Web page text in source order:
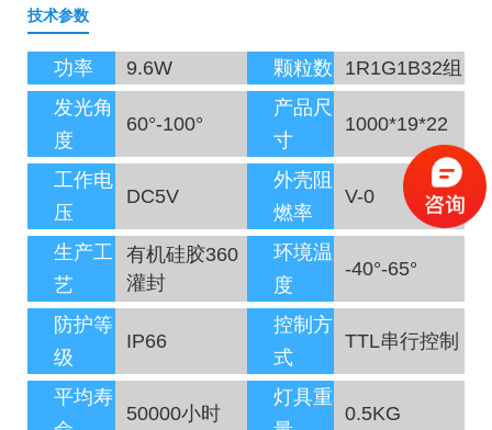
技术参数
功率 9.6W 颗粒数
1R1G1B32组
发光角
度
60°-100°
产品尺
寸
1000*19*22
工作电
压
DC5V
外壳阻
燃率
V-0
生产工
艺
有机硅胶360
灌封
环境温
度
-40°-65°
防护等
级
IP66
控制方
式
TTL串行控制
平均寿
50000小时
灯具重
0.5KG